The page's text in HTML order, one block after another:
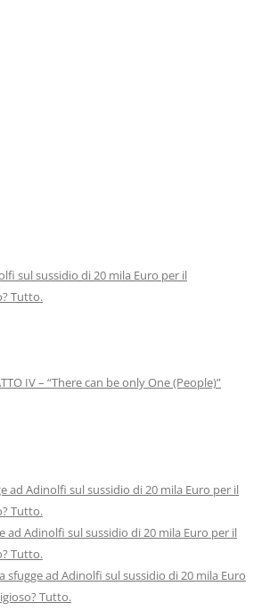
sul sussidio di 20 mila Euro per il
Tutto.
IV – “There can be only One (People)”
ad Adinolfi sul sussidio di 20 mila Euro per il
Tutto.
ad Adinolfi sul sussidio di 20 mila Euro per il
Tutto.
sfugge ad Adinolfi sul sussidio di 20 mila Euro
Tutto.